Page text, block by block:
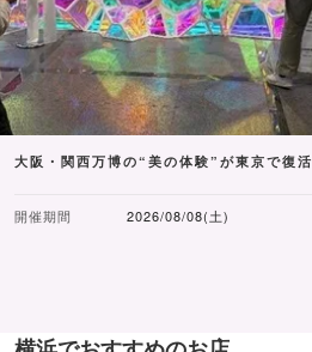
大阪・関西万博の“美の体験”が東京で復活
開催期間 2026/08/08(土)